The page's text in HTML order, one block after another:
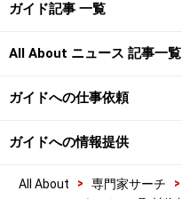
ガイド記事 一覧
All About ニュース 記事一覧
ガイドへの仕事依頼
ガイドへの情報提供
All About > 専門家サーチ >